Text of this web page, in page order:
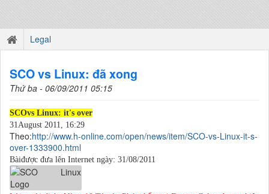
Legal
SCO vs Linux: đã xong
Thứ ba - 06/09/2011 05:15
SCOvs Linux: it's over
31August 2011, 16:29
Theo:http://www.h-online.com/open/news/item/SCO-vs-Linux-it-s-
over-1333900.html
Bàiđược đưa lên Internet ngày: 31/08/2011